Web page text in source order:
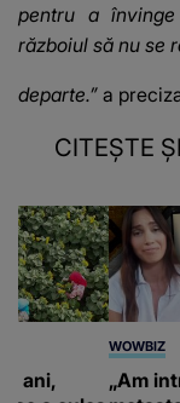
pentru a
războiul să nu se
departe.” a
CITEȘTE ȘI
ani,
WOWBIZ
„Am